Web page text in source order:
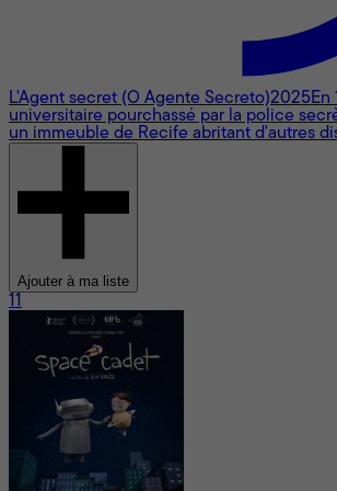
L'Agent secret (O Agente Secreto)2025En
universitaire pourchassé par la police
un immeuble de Recife abritant d'autres
Ajouter à ma liste
11